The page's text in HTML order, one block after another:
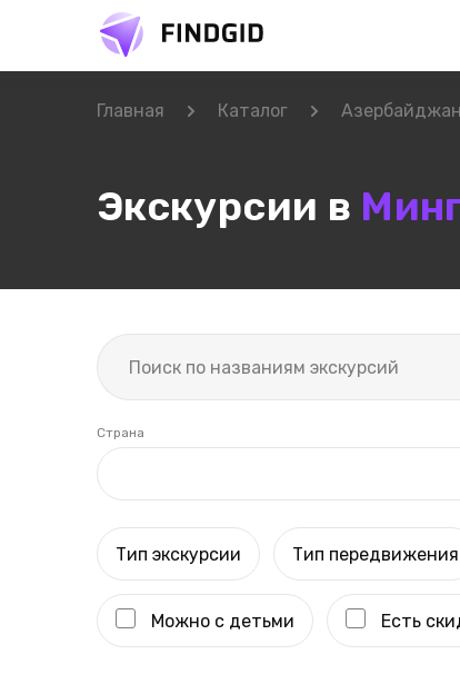
Главная Каталог Азербайджан
Экскурсии в
Страна
Тип экскурсии Тип передвижения
Можно с детьми Есть